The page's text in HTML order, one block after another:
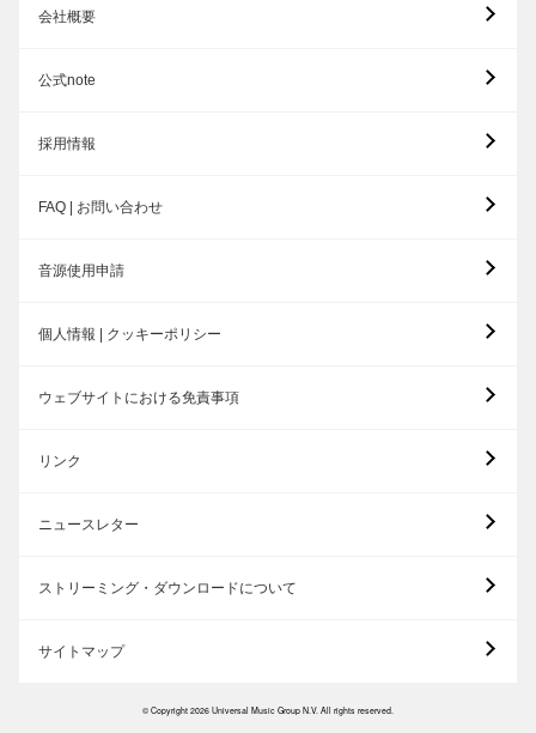
会社概要
公式note
採用情報
FAQ | お問い合わせ
音源使用申請
個人情報 | クッキーポリシー
ウェブサイトにおける免責事項
リンク
ニュースレター
ストリーミング・ダウンロードについて
サイトマップ
© Copyright 2026 Universal Music Group N.V. All rights reserved.